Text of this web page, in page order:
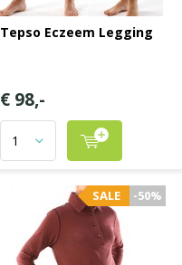
Tepso Eczeem Legging
€ 98,-
-50%
SALE